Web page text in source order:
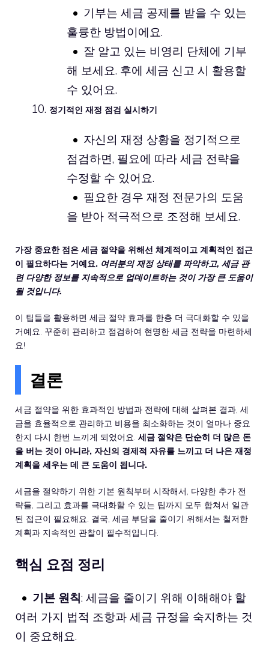
기부는 세금 공제를 받을 수 있는
훌륭한 방법이에요.
잘 알고 있는 비영리 단체에 기부
해 보세요. 후에 세금 신고 시 활용할
수 있어요.
정기적인 재정 점검 실시하기
자신의 재정 상황을 정기적으로
점검하면, 필요에 따라 세금 전략을
수정할 수 있어요.
필요한 경우 재정 전문가의 도움
을 받아 적극적으로 조정해 보세요.
가장 중요한 점은 세금 절약을 위해선 체계적이고 계획적인 접근
이 필요하다는 거예요. 여러분의 재정 상태를 파악하고, 세금 관
련 다양한 정보를 지속적으로 업데이트하는 것이 가장 큰 도움이
될 것입니다.
이 팁들을 활용하면 세금 절약 효과를 한층 더 극대화할 수 있을
거예요. 꾸준히 관리하고 점검하여 현명한 세금 전략을 마련하세
요!
결론
세금 절약을 위한 효과적인 방법과 전략에 대해 살펴본 결과, 세
금을 효율적으로 관리하고 비용을 최소화하는 것이 얼마나 중요
한지 다시 한번 느끼게 되었어요. 세금 절약은 단순히 더 많은 돈
을 버는 것이 아니라, 자신의 경제적 자유를 느끼고 더 나은 재정
계획을 세우는 데 큰 도움이 됩니다.
세금을 절약하기 위한 기본 원칙부터 시작해서, 다양한 추가 전
략들, 그리고 효과를 극대화할 수 있는 팁까지 모두 합쳐서 일관
된 접근이 필요해요. 결국, 세금 부담을 줄이기 위해서는 철저한
계획과 지속적인 관찰이 필수적입니다.
핵심 요점 정리
기본 원칙: 세금을 줄이기 위해 이해해야 할
여러 가지 법적 조항과 세금 규정을 숙지하는 것
이 중요해요.